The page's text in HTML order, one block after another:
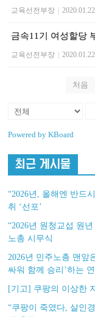
교육선전부장 2020.01.22
금속11기 여성할당
교육선전부장 2020.01.22
처음
Powered by KBoard
최근 게시물
“2026년, 올해엔 반드
취 ‘선포’
“2026년 원청교섭 원
노총 시무식
2026년 민주노총 맨앞
싸워 함께 승리’하는 연
[기고] 쿠팡의 이상한
“쿠팡이 죽였다, 살인